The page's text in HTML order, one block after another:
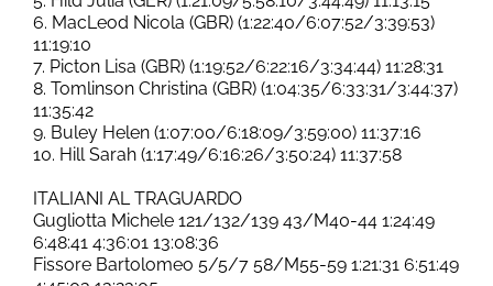
6. MacLeod Nicola (GBR) (1:22:40/6:07:52/3:39:53)
11:19:10
7. Picton Lisa (GBR) (1:19:52/6:22:16/3:34:44) 11:28:31
8. Tomlinson Christina (GBR) (1:04:35/6:33:31/3:44:37)
11:35:42
9. Buley Helen (1:07:00/6:18:09/3:59:00) 11:37:16
10. Hill Sarah (1:17:49/6:16:26/3:50:24) 11:37:58
ITALIANI AL TRAGUARDO
Gugliotta Michele 121/132/139 43/M40-44 1:24:49
6:48:41 4:36:01 13:08:36
Fissore Bartolomeo 5/5/7 58/M55-59 1:21:31 6:51:49